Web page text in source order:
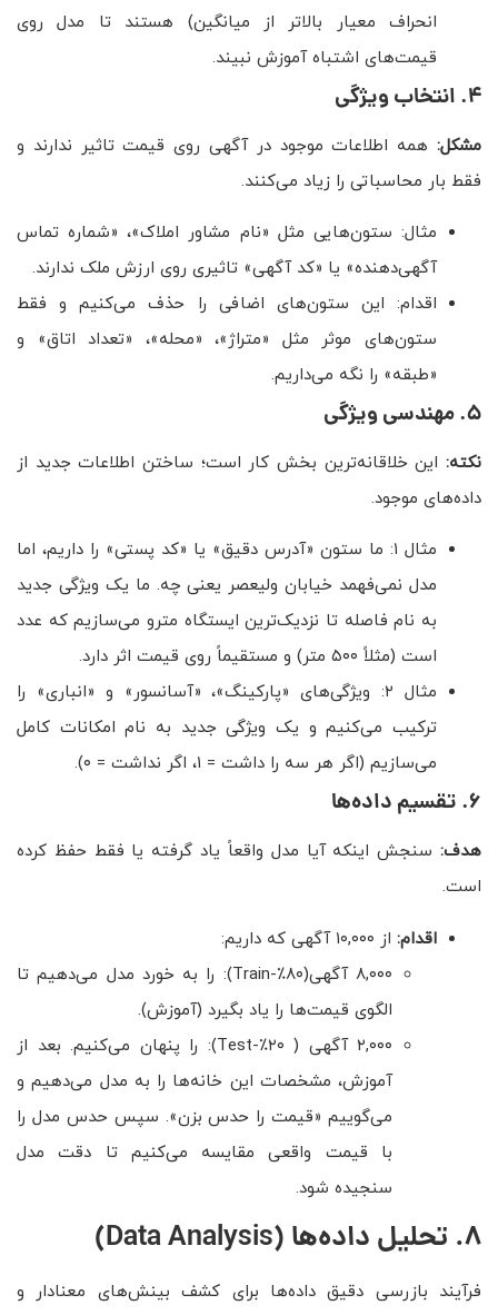
انحراف معیار بالاتر از میانگین) هستند تا مدل روی
قیمت‌های اشتباه آموزش نبیند.
۴. انتخاب ویژگی
مشکل: همه اطلاعات موجود در آگهی روی قیمت تاثیر ندارند و
فقط بار محاسباتی را زیاد می‌کنند.
مثال: ستون‌هایی مثل «نام مشاور املاک»، «شماره تماس
آگهی‌دهنده» یا «کد آگهی» تاثیری روی ارزش ملک ندارند.
اقدام: این ستون‌های اضافی را حذف می‌کنیم و فقط
ستون‌های موثر مثل «متراژ»، «محله»، «تعداد اتاق» و
«طبقه» را نگه می‌داریم.
۵. مهندسی ویژگی
نکته: این خلاقانه‌ترین بخش کار است؛ ساختن اطلاعات جدید از
داده‌های موجود.
مثال ۱: ما ستون «آدرس دقیق» یا «کد پستی» را داریم، اما
مدل نمی‌فهمد خیابان ولیعصر یعنی چه. ما یک ویژگی جدید
به نام فاصله تا نزدیک‌ترین ایستگاه مترو می‌سازیم که عدد
است (مثلاً ۵۰۰ متر) و مستقیماً روی قیمت اثر دارد.
مثال ۲: ویژگی‌های «پارکینگ»، «آسانسور» و «انباری» را
ترکیب می‌کنیم و یک ویژگی جدید به نام امکانات کامل
می‌سازیم (اگر هر سه را داشت = ۱، اگر نداشت = ۰).
۶. تقسیم داده‌ها
هدف: سنجش اینکه آیا مدل واقعاً یاد گرفته یا فقط حفظ کرده
است.
اقدام: از ۱۰,۰۰۰ آگهی که داریم:
۸,۰۰۰ آگهی(۸۰٪-Train): را به خورد مدل می‌دهیم تا
الگوی قیمت‌ها را یاد بگیرد (آموزش).
۲,۰۰۰ آگهی ( ۲۰٪-Test): را پنهان می‌کنیم. بعد از
آموزش، مشخصات این خانه‌ها را به مدل می‌دهیم و
می‌گوییم «قیمت را حدس بزن». سپس حدس مدل را
با قیمت واقعی مقایسه می‌کنیم تا دقت مدل
سنجیده شود.
8. تحلیل داده‌ها (Data Analysis)
فرآیند بازرسی دقیق داده‌ها برای کشف بینش‌های معنادار و